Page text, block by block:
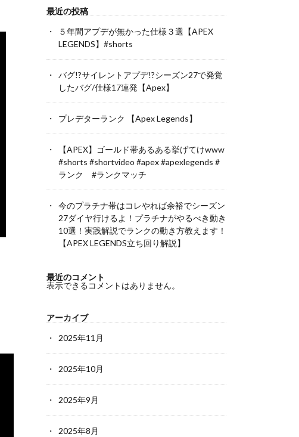
最近の投稿
５年間アプデが無かった仕様３選【APEX
LEGENDS】#shorts
バグ!?サイレントアプデ!?シーズン27で発覚
したバグ/仕様17連発【Apex】
プレデターランク 【Apex Legends】
【APEX】ゴールド帯あるある挙げてけwww
#shorts #shortvideo #apex #apexlegends #
ランク #ランクマッチ
今のプラチナ帯はコレやれば余裕でシーズン
27ダイヤ行けるよ！プラチナがやるべき動き
10選！実践解説でランクの動き方教えます！
【APEX LEGENDS立ち回り解説】
最近のコメント
表示できるコメントはありません。
アーカイブ
2025年11月
2025年10月
2025年9月
2025年8月